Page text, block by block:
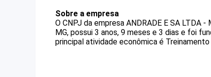
Sobre a empresa
O CNPJ da empresa ANDRADE E SA LTDA -
MG, possui 3 anos, 9 meses e 3 dias e foi
principal atividade econômica é